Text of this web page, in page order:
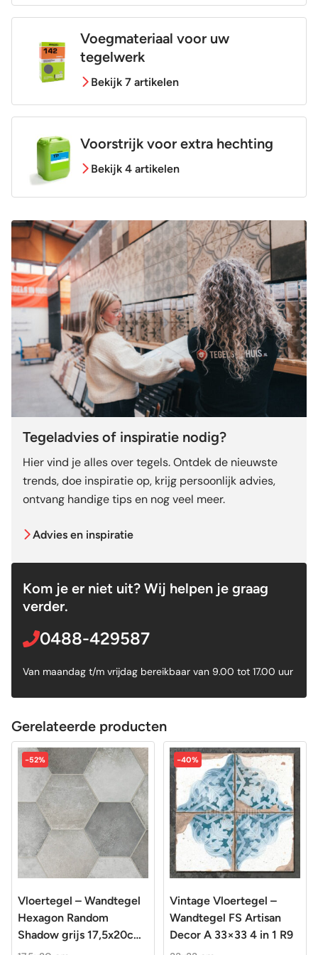
Voegmateriaal voor uw
tegelwerk
Bekijk 7 artikelen
Voorstrijk voor extra hechting
Bekijk 4 artikelen
Tegeladvies of inspiratie nodig?
Hier vind je alles over tegels. Ontdek de nieuwste
trends, doe inspiratie op, krijg persoonlijk advies,
ontvang handige tips en nog veel meer.
Advies en inspiratie
Kom je er niet uit? Wij helpen je graag
verder.
0488-429587
Van maandag t/m vrijdag bereikbaar van 9.00 tot 17.00 uur
Gerelateerde producten
-52%
Vloertegel – Wandtegel
Hexagon Random
Shadow grijs 17,5x20cm
R9
-40%
Vintage Vloertegel –
Wandtegel FS Artisan
Decor A 33×33 4 in 1 R9